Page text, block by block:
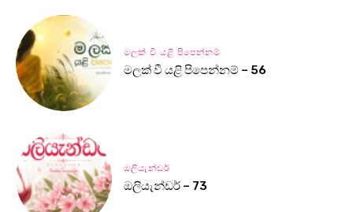
මලක් වී යළි පිපෙන්නම්
මලක් වී යළි පිපෙන්නම් – 56
ඔලියැන්ඩර්
ඔලියැන්ඩර් – 73